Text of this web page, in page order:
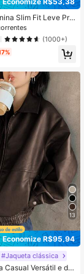
Slim Fit Leve Pri
Jaqueta de Couro
Motocicleta com Go
(1000+)
13
Economize R$95,94
#Jaqueta clássica
Casual Versátil e da